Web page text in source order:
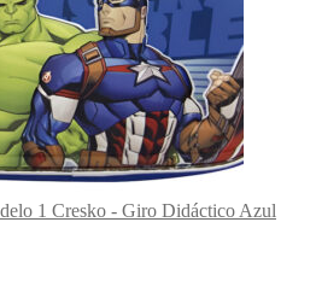
1 Cresko - Giro Didáctico Azul